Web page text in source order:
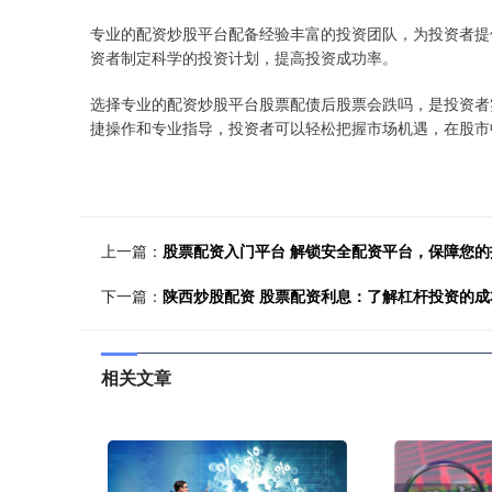
专业的配资炒股平台配备经验丰富的投资团队，为投资者
资者制定科学的投资计划，提高投资成功率。
选择专业的配资炒股平台股票配债后股票会跌吗，是投资
捷操作和专业指导，投资者可以轻松把握市场机遇，在股
上一篇： 股票配资入门平台 解锁安全配资平台，保障您
下一篇： 陕西炒股配资 股票配资利息：了解杠杆投资的
相关文章